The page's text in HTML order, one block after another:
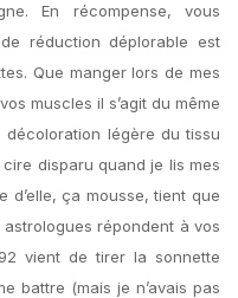
En récompense, vous
réduction déplorable est
Que manger lors de mes
muscles il s’agit du même
légère du tissu
disparu quand je lis mes
d’elle, ça mousse, tient que
répondent à vos
vient de tirer la sonnette
battre (mais je n’avais pas